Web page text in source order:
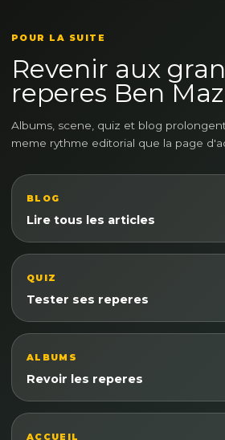
POUR LA SUITE
Revenir aux
reperes Ben
Albums, scene, quiz et blog
meme rythme editorial que la page
BLOG
Lire tous les articles
QUIZ
Tester ses reperes
ALBUMS
Revoir les reperes
ACCUEIL